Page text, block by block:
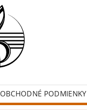
OBCHODNÉ PODMIENKY